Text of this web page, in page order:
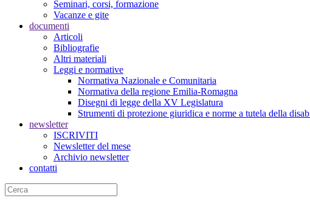
Seminari, corsi, formazione
Vacanze e gite
documenti
Articoli
Bibliografie
Altri materiali
Leggi e normative
Normativa Nazionale e Comunitaria
Normativa della regione Emilia-Romagna
Disegni di legge della XV Legislatura
Strumenti di protezione giuridica e norme a tutela della
newsletter
ISCRIVITI
Newsletter del mese
Archivio newsletter
contatti